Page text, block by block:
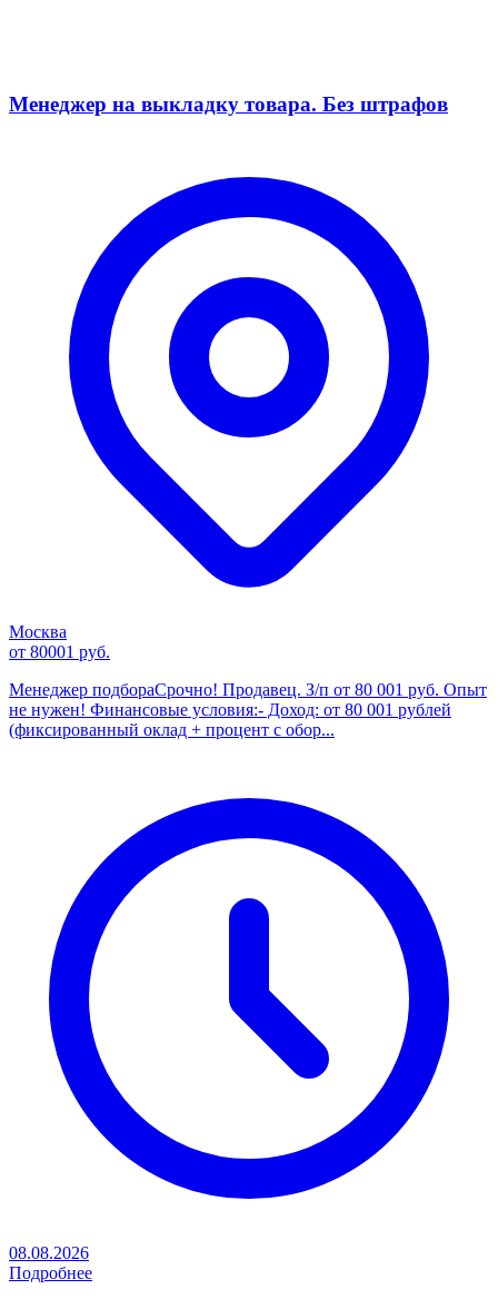
Менеджер на выкладку товара. Без штрафов
Москва
от 80001 руб.
Менеджер подбораСрочно! Продавец. З/п от 80 001 руб. Опыт
не нужен! Финансовые условия:- Доход: от 80 001 рублей
(фиксированный оклад + процент с обор...
08.08.2026
Подробнее